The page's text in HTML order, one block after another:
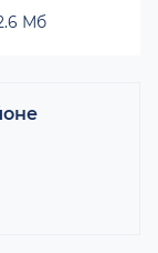
Мб